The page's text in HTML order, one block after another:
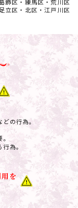
飾区・練馬区・荒川区
足立区・北区・江戸川区
どの行為。
行為。
を